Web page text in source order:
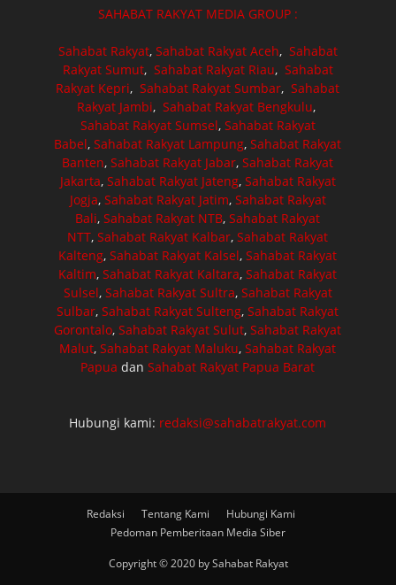
SAHABAT RAKYAT MEDIA GROUP :
Sahabat Rakyat, Sahabat Rakyat Aceh, Sahabat
Rakyat Sumut, Sahabat Rakyat Riau, Sahabat
Rakyat Kepri,Sahabat Rakyat Sumbar,Sahabat
Rakyat Jambi, Sahabat Rakyat Bengkulu,
Sahabat Rakyat Sumsel, Sahabat Rakyat
Babel,Sahabat Rakyat Lampung,Sahabat Rakyat
Banten,Sahabat Rakyat Jabar,Sahabat Rakyat
Jakarta, Sahabat Rakyat Jateng, Sahabat Rakyat
Jogja, Sahabat Rakyat Jatim, Sahabat Rakyat
Bali,Sahabat Rakyat NTB,Sahabat Rakyat
NTT,Sahabat Rakyat Kalbar,Sahabat Rakyat
Kalteng,Sahabat Rakyat Kalsel,Sahabat Rakyat
Kaltim,Sahabat Rakyat Kaltara,Sahabat Rakyat
Sulsel, Sahabat Rakyat Sultra, Sahabat Rakyat
Sulbar,Sahabat Rakyat Sulteng,Sahabat Rakyat
Gorontalo,Sahabat Rakyat Sulut,Sahabat Rakyat
Malut,Sahabat Rakyat Maluku,Sahabat Rakyat
Papua danSahabat Rakyat Papua Barat
Hubungi kami: redaksi@sahabatrakyat.com
Redaksi Tentang Kami
Hubungi Kami
Pedoman Pemberitaan Media Siber
Copyright © 2020 by Sahabat Rakyat